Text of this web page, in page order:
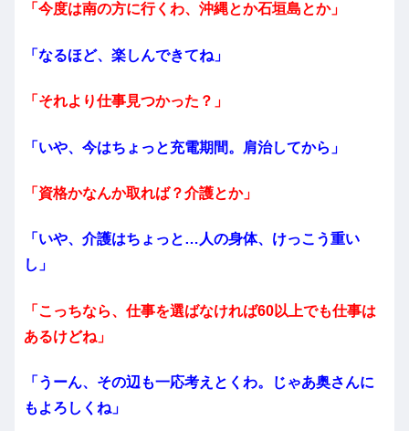
「今度は南の方に行くわ、沖縄とか石垣島とか」
「なるほど、楽しんできてね」
「それより仕事見つかった？」
「いや、今はちょっと充電期間。肩治してから」
「資格かなんか取れば？介護とか」
「いや、介護はちょっと…人の身体、けっこう重い
し」
「こっちなら、仕事を選ばなければ60以上でも仕事は
あるけどね」
「うーん、その辺も一応考えとくわ。じゃあ奥さんに
もよろしくね」